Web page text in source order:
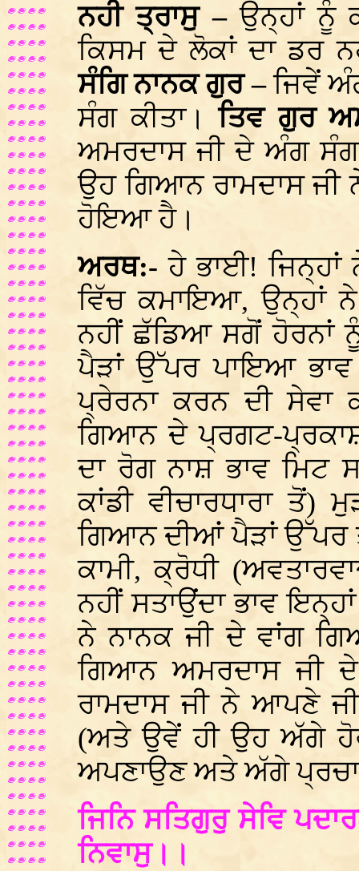
ਨਹੀ ਤ੍ਰਾਸੁ –ਉਨ੍ਹਾਂ ਨੂੰ
ਕਿਸਮ ਦੇ ਲੋਕਾਂ ਦਾ ਡਰ
ਸੰਗਿ ਨਾਨਕ ਗੁਰ –ਜਿਵੇਂ
ਸੰਗ ਕੀਤਾ।ਤਿਵ ਗੁਰ
ਅਮਰਦਾਸ ਜੀ ਦੇ ਅੰਗ
ਉਹ ਗਿਆਨ ਰਾਮਦਾਸ
ਹੋਇਆ ਹੈ।
ਅਰਥ:- ਹੇ ਭਾਈ!
ਵਿੱਚ ਕਮਾਇਆ, ਉਨ੍ਹਾਂ
ਨਹੀਂ ਛੱਡਿਆ ਸਗੋਂ ਹੋਰਨਾਂ
ਪੈੜਾਂ ਉੱਪਰ ਪਾਇਆ
ਪ੍ਰੇਰਨਾ ਕਰਨ ਦੀ
ਗਿਆਨ ਦੇ ਪ੍ਰਗਟ-
ਦਾ ਰੋਗ ਨਾਸ਼ ਭਾਵ ਮਿਟ
ਕਾਂਡੀ ਵੀਚਾਰਧਾਰਾ
ਗਿਆਨ ਦੀਆਂ ਪੈੜਾਂ ਉੱਪਰ
ਕਾਮੀ, ਕ੍ਰੋਧੀ
ਨਹੀਂ ਸਤਾਉਂਦਾ ਭਾਵ
ਨੇ ਨਾਨਕ ਜੀ ਦੇ ਵਾਂਗ
ਗਿਆਨ ਅਮਰਦਾਸ ਜੀ
ਰਾਮਦਾਸ ਜੀ ਨੇ ਆਪਣੇ
(ਅਤੇ ਉਵੇਂ ਹੀ ਉਹ ਅੱਗੇ
ਅਪਣਾਉਣ ਅਤੇ ਅੱਗੇ
ਜਿਨਿ ਸਤਿਗੁਰੁ ਸੇਵਿ
ਨਿਵਾਸੁ।।